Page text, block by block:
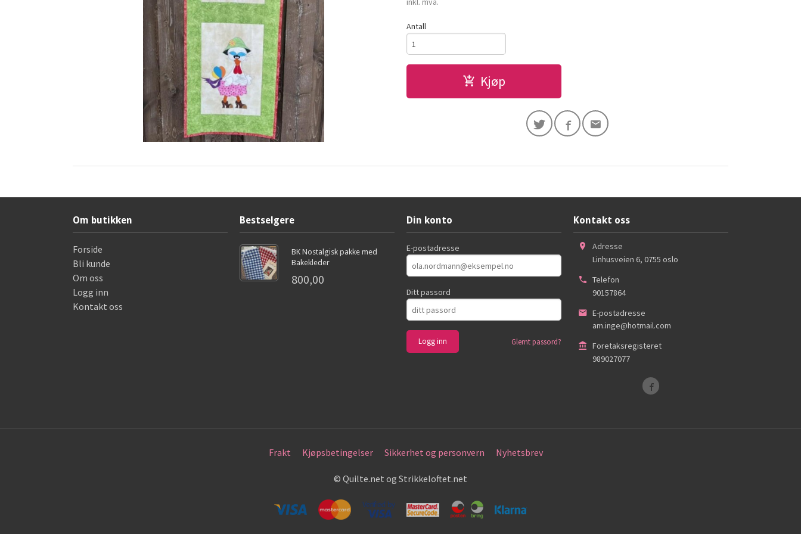
Antall
Kjøp
Om butikken
Forside
Bli kunde
Om oss
Logg inn
Kontakt oss
Bestselgere
BK Nostalgisk pakke med
Bakekleder
800,00
Din konto
E-postadresse
Ditt passord
Glemt passord?
Kontakt oss
Adresse
Linhusveien 6, 0755 oslo
Telefon
90157864
E-postadresse
am.inge@hotmail.com
Foretaksregisteret
989027077
Frakt Kjøpsbetingelser Sikkerhet og personvern Nyhetsbrev
© Quilte.net og Strikkeloftet.net